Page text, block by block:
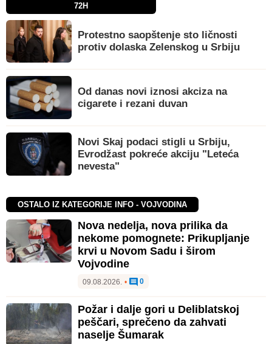
72H
Protestno saopštenje sto ličnosti
protiv dolaska Zelenskog u Srbiju
Od danas novi iznosi akciza na
cigarete i rezani duvan
Novi Skaj podaci stigli u Srbiju,
Evrodžast pokreće akciju "Leteća
nevesta"
OSTALO IZ KATEGORIJE INFO - VOJVODINA
Nova nedelja, nova prilika da
nekome pomognete: Prikupljanje
krvi u Novom Sadu i širom
Vojvodine
09.08.2026. • 0
Požar i dalje gori u Deliblatskoj
peščari, sprečeno da zahvati
naselje Šumarak